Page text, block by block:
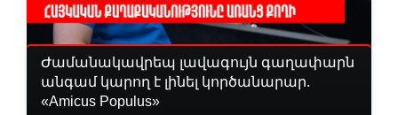
Ժամանակավրեպ լավագույն գաղափարն
անգամ կարող է լինել կործանարար.
«Amicus Populus»